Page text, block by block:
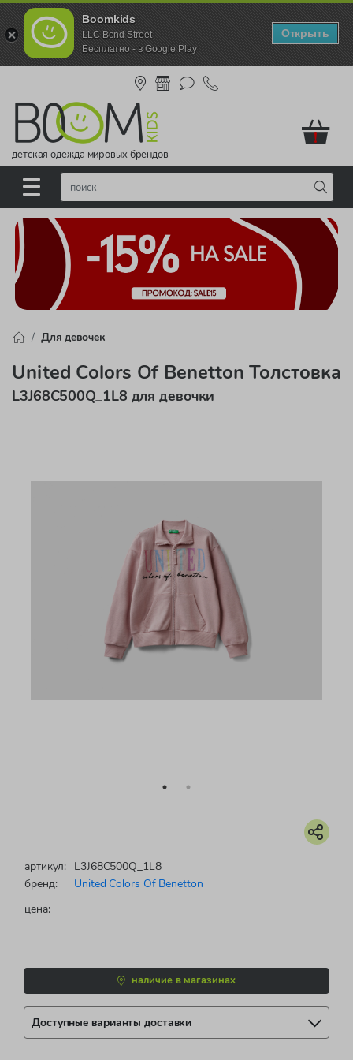
Boomkids
LLC Bond Street
Бесплатно - в Google Play
Открыть
детская одежда мировых брендов
!
Для девочек
United Colors Of Benetton Толстовка
L3J68C500Q_1L8 для девочки
артикул: L3J68C500Q_1L8
бренд:
United Colors Of Benetton
цена:
наличие в магазинах
Доступные варианты доставки